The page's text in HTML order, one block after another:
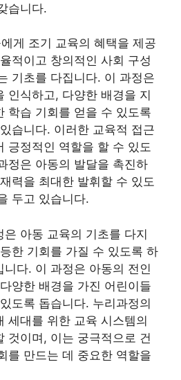
습니다.
게 조기 교육의 혜택을 제공
적이고 창의적인 사회 구성
기초를 다집니다. 이 과정은
인식하고, 다양한 배경을 지
학습 기회를 얻을 수 있도록
습니다. 이러한 교육적 접근
긍정적인 역할을 할 수 있도
정은 아동의 발달을 촉진하
력을 최대한 발휘할 수 있도
두고 있습니다.
아동 교육의 기초를 다지
한 기회를 가질 수 있도록 하
다. 이 과정은 아동의 전인
양한 배경을 가진 어린이들
도록 돕습니다. 누리과정의
세대를 위한 교육 시스템의
것이며, 이는 궁극적으로 건
를 만드는 데 중요한 역할을